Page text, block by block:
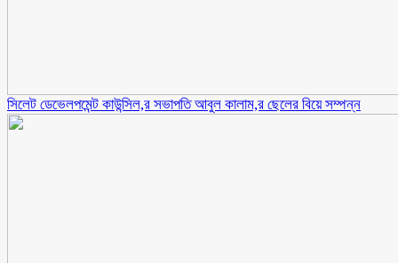
সিলেট ডেভেলপমেন্ট কাউন্সিল,র সভাপতি আবুল কালাম,র ছেলের বিয়ে সম্পন্ন